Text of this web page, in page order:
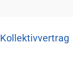
Kollektivvertrag